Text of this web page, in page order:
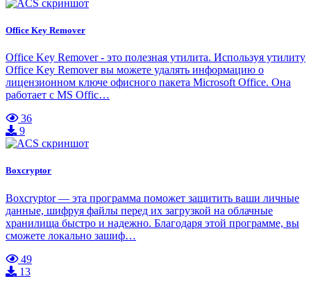
Office Key Remover
Office Key Remover - это полезная утилита. Используя утилиту
Office Key Remover вы можете удалять информацию о
лицензионном ключе офисного пакета Microsoft Office. Она
работает с MS Offic…
36
9
Boxcryptor
Boxcryptor — эта программа поможет защитить ваши личные
данные, шифруя файлы перед их загрузкой на облачные
хранилища быстро и надежно. Благодаря этой программе, вы
сможете локально зашиф…
49
13